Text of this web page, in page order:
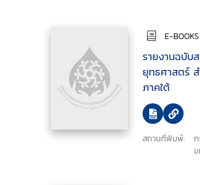
E-BOOKS
รายงานฉบับ
ยุทธศาสตร์
ภาคใต้
สถานที่พิมพ์: